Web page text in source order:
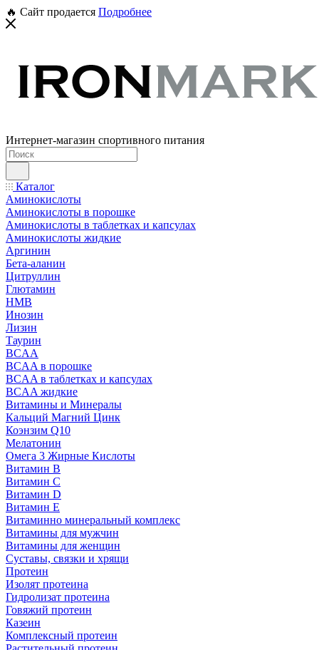
🔥 Сайт продается Подробнее
Интернет-магазин спортивного питания
Каталог
Аминокислоты
Аминокислоты в порошке
Аминокислоты в таблетках и капсулах
Аминокислоты жидкие
Аргинин
Бета-аланин
Цитруллин
Глютамин
HMB
Инозин
Лизин
Таурин
BCAA
BCAA в порошке
BCAA в таблетках и капсулах
BCAA жидкие
Витамины и Минералы
Кальций Магний Цинк
Коэнзим Q10
Мелатонин
Омега 3 Жирные Кислоты
Витамин B
Витамин C
Витамин D
Витамин E
Витаминно минеральный комплекс
Витамины для мужчин
Витамины для женщин
Суставы, связки и хрящи
Протеин
Изолят протеина
Гидролизат протеина
Говяжий протеин
Казеин
Комплексный протеин